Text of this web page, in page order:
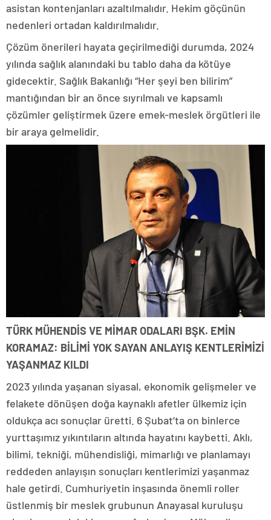
asistan kontenjanları azaltılmalıdır. Hekim göçünün
nedenleri ortadan kaldırılmalıdır.
Çözüm önerileri hayata geçirilmediği durumda, 2024
yılında sağlık alanındaki bu tablo daha da kötüye
gidecektir. Sağlık Bakanlığı “Her şeyi ben bilirim”
mantığından bir an önce sıyrılmalı ve kapsamlı
çözümler geliştirmek üzere emek-meslek örgütleri ile
bir araya gelmelidir.
TÜRK MÜHENDİS VE MİMAR ODALARI BŞK. EMİN
KORAMAZ: BİLİMİ YOK SAYAN ANLAYIŞ KENTLERİMİZİ
YAŞANMAZ KILDI
2023 yılında yaşanan siyasal, ekonomik gelişmeler ve
felakete dönüşen doğa kaynaklı afetler ülkemiz için
oldukça acı sonuçlar üretti. 6 Şubat’ta on binlerce
yurttaşımız yıkıntıların altında hayatını kaybetti. Aklı,
bilimi, tekniği, mühendisliği, mimarlığı ve planlamayı
reddeden anlayışın sonuçları kentlerimizi yaşanmaz
hale getirdi. Cumhuriyetin inşasında önemli roller
üstlenmiş bir meslek grubunun Anayasal kuruluşu